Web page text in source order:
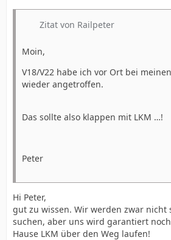
Zitat von Railpeter
Moin,
V18/V22 habe ich vor Ort bei
wieder angetroffen.
Das sollte also klappen mit LKM …!
Peter
Hi Peter,
gut zu wissen. Wir werden zwar nicht
suchen, aber uns wird garantiert
Hause LKM über den Weg laufen!